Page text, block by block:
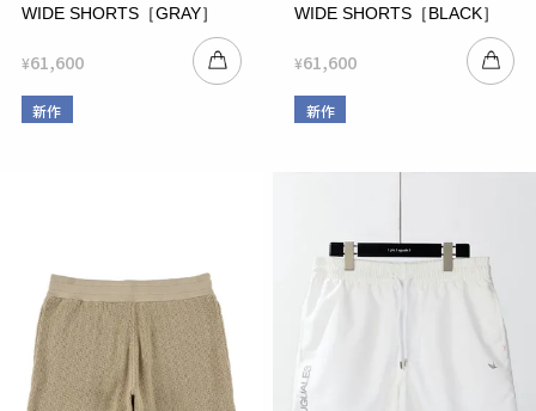
WIDE SHORTS［GRAY］
¥61,600
新作
WIDE SHORTS［BLACK］
¥61,600
新作